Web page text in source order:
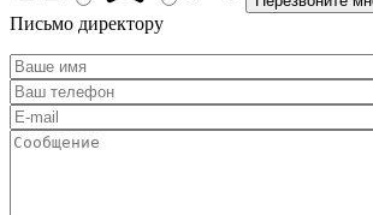
Письмо директору